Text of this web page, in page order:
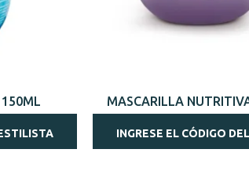
150ML MASCARILLA
INGRESE EL CÓDIGO